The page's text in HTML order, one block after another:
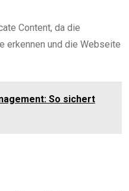
Content, da die
erkennen und die Webseite
So sichert